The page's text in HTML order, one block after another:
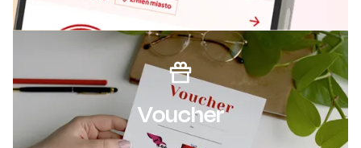
Voucher